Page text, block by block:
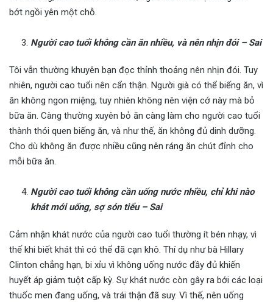
bớt ngồi yên một chỗ.
Người cao tuổi không cần ăn nhiều, và nên nhịn đói – Sai
Tôi vẫn thường khuyên bạn đọc thỉnh thoảng nên nhịn đói. Tuy
nhiên, người cao tuổi nên cẩn thận. Người già có thể biếng ăn, vì
ăn không ngon miệng, tuy nhiên không nên viện cớ này mà bỏ
bữa ăn. Càng thường xuyên bỏ ăn càng làm cho người cao tuổi
thành thói quen biếng ăn, và như thế, ăn không đủ dinh dưỡng.
Cho dù không ăn được nhiều cũng nên ráng ăn chút đỉnh cho
mỗi bữa ăn.
Người cao tuổi không cần uống nước nhiều, chỉ khi nào
khát mới uống, sợ són tiểu – Sai
Cảm nhận khát nước của người cao tuổi thường ít bén nhạy, vì
thế khi biết khát thì có thể đã cạn khô. Thí dụ như bà Hillary
Clinton chẳng hạn, bi xỉu vì không uống nước đầy đủ khiến
huyết áp giảm tuột cấp kỳ. Sự khát nước còn gây ra bới các loại
thuốc men đang uống, và trái thận đã suy. Vì thế, nên uống